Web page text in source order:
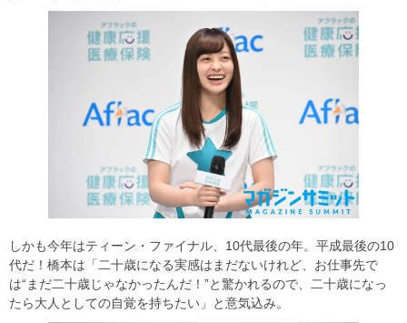
しかも今年はティーン・ファイナル、10代最後の年。平成最後の10
代だ！橋本は「二十歳になる実感はまだないけれど、お仕事先で
は“まだ二十歳じゃなかったんだ！”と驚かれるので、二十歳になっ
たら大人としての自覚を持ちたい」と意気込み。